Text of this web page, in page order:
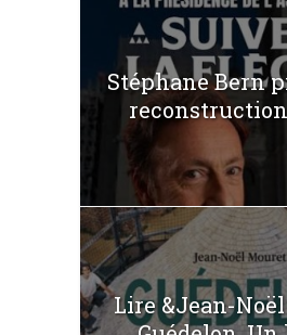
Stéphane Bern
reconstruction
Lire &Jean-